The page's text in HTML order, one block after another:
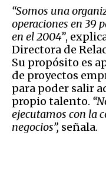
“Somos una
operaciones en 39
en el 2004”,
Directora de
Su propósito es
de proyectos
para poder salir
propio talento.
ejecutamos con la
negocios”, señala.